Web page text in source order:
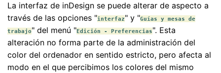
La interfaz de inDesign se puede alterar de aspecto a
través de las opciones "interfaz" y "Guías y mesas de
trabajo" del menú "Edición - Preferencias". Esta
alteración no forma parte de la administración del
color del ordenador en sentido estricto, pero afecta al
modo en el que percibimos los colores del mismo